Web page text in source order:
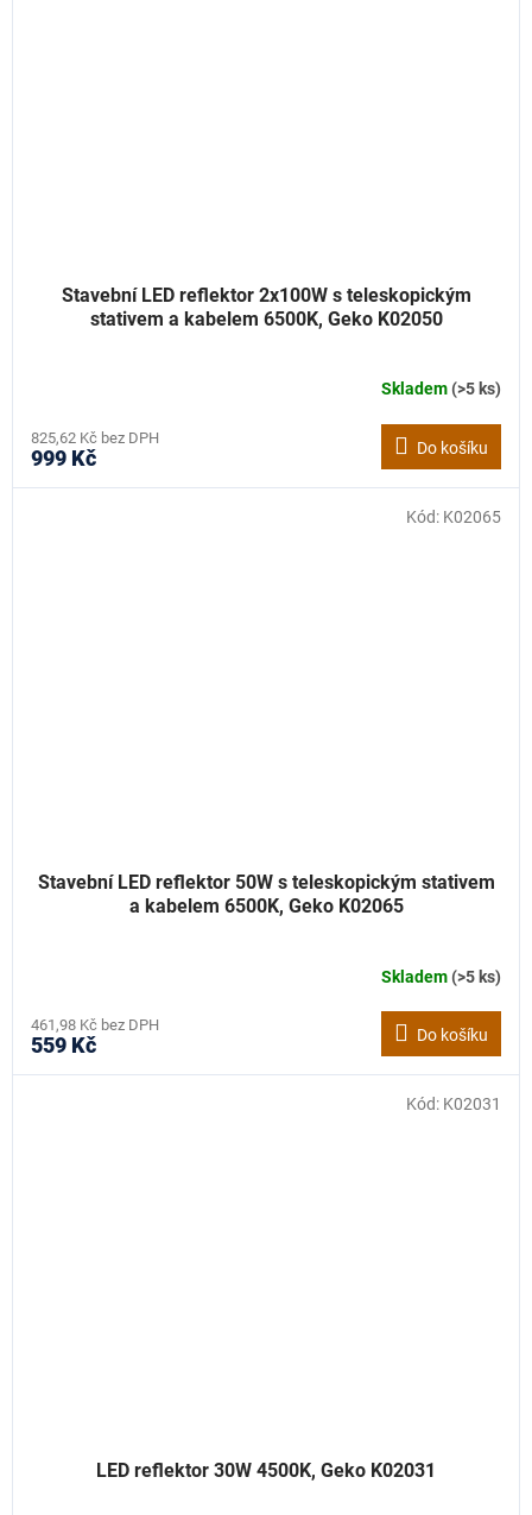
Stavební LED reflektor 2x100W s teleskopickým
stativem a kabelem 6500K, Geko K02050
Skladem(>5 ks)
825,62 Kč bez DPH
999 Kč Do košíku
Stavební LED reflektor 50W s teleskopickým stativem
a kabelem 6500K, Geko K02065
Skladem(>5 ks)
461,98 Kč bez DPH
559 Kč Do košíku
Kód: K02065
LED reflektor 30W 4500K, Geko K02031
Kód: K02031